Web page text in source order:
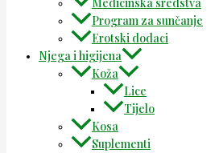
Program za sunčanje
Erotski dodaci
Njega i higijena
Koža
Lice
Tijelo
Kosa
Suplementi